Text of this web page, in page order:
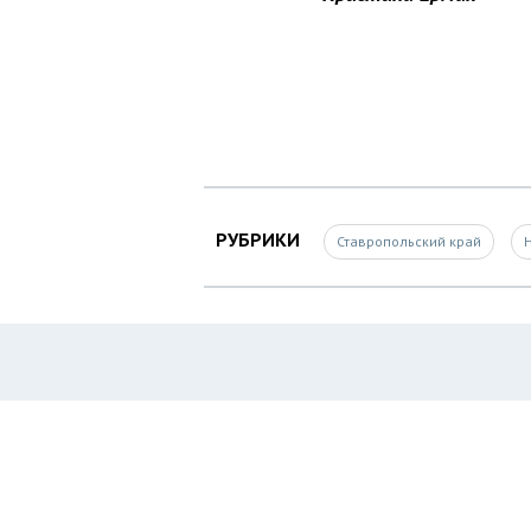
РУБРИКИ Ставропольский край